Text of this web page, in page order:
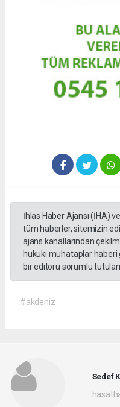
İhlas Haber Ajansı (İHA)
tüm haberler, sitemizin
ajans kanallarından
hukuki muhataplar
bir editörü sorumlu
#akdeniz
Sedef